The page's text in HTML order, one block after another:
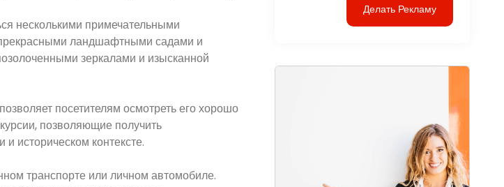
несколькими примечательными
ландшафтными садами и
зеркалами и изысканной
посетителям осмотреть его хорошо
позволяющие получить
историческом контексте.
транспорте или личном автомобиле.
Делать Рекламу